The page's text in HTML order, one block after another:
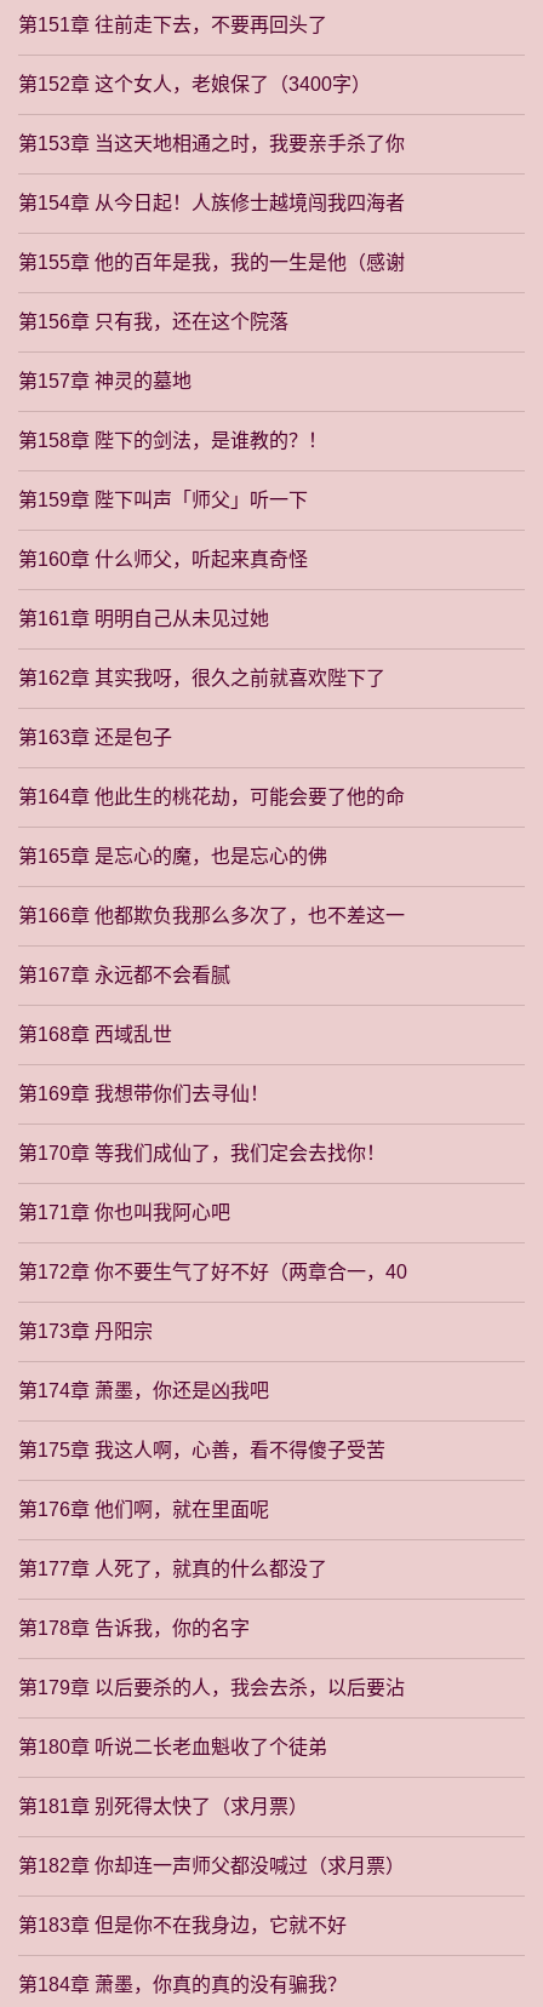
第151章 往前走下去，不要再回头了
第152章 这个女人，老娘保了（3400字）
第153章 当这天地相通之时，我要亲手杀了你
第154章 从今日起！人族修士越境闯我四海者
第155章 他的百年是我，我的一生是他（感谢
第156章 只有我，还在这个院落
第157章 神灵的墓地
第158章 陛下的剑法，是谁教的？！
第159章 陛下叫声「师父」听一下
第160章 什么师父，听起来真奇怪
第161章 明明自己从未见过她
第162章 其实我呀，很久之前就喜欢陛下了
第163章 还是包子
第164章 他此生的桃花劫，可能会要了他的命
第165章 是忘心的魔，也是忘心的佛
第166章 他都欺负我那么多次了，也不差这一
第167章 永远都不会看腻
第168章 西域乱世
第169章 我想带你们去寻仙！
第170章 等我们成仙了，我们定会去找你！
第171章 你也叫我阿心吧
第172章 你不要生气了好不好（两章合一，40
第173章 丹阳宗
第174章 萧墨，你还是凶我吧
第175章 我这人啊，心善，看不得傻子受苦
第176章 他们啊，就在里面呢
第177章 人死了，就真的什么都没了
第178章 告诉我，你的名字
第179章 以后要杀的人，我会去杀，以后要沾
第180章 听说二长老血魁收了个徒弟
第181章 别死得太快了（求月票）
第182章 你却连一声师父都没喊过（求月票）
第183章 但是你不在我身边，它就不好
第184章 萧墨，你真的真的没有骗我？